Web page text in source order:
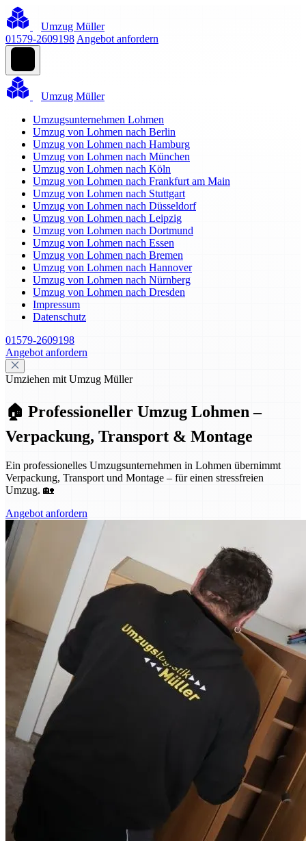
Umzug Müller
01579-2609198 Angebot anfordern
Umzug Müller
Umzugsunternehmen Lohmen
Umzug von Lohmen nach Berlin
Umzug von Lohmen nach Hamburg
Umzug von Lohmen nach München
Umzug von Lohmen nach Köln
Umzug von Lohmen nach Frankfurt am Main
Umzug von Lohmen nach Stuttgart
Umzug von Lohmen nach Düsseldorf
Umzug von Lohmen nach Leipzig
Umzug von Lohmen nach Dortmund
Umzug von Lohmen nach Essen
Umzug von Lohmen nach Bremen
Umzug von Lohmen nach Hannover
Umzug von Lohmen nach Nürnberg
Umzug von Lohmen nach Dresden
Impressum
Datenschutz
01579-2609198
Angebot anfordern
Umziehen mit Umzug Müller
🏠 Professioneller Umzug Lohmen –
Verpackung, Transport & Montage
Ein professionelles Umzugsunternehmen in Lohmen übernimmt
Verpackung, Transport und Montage – für einen stressfreien
Umzug. 🏡
Angebot anfordern